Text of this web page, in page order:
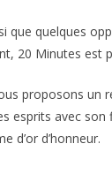
que quelques
20 Minutes est
proposons un
esprits avec son
d’or d’honneur.